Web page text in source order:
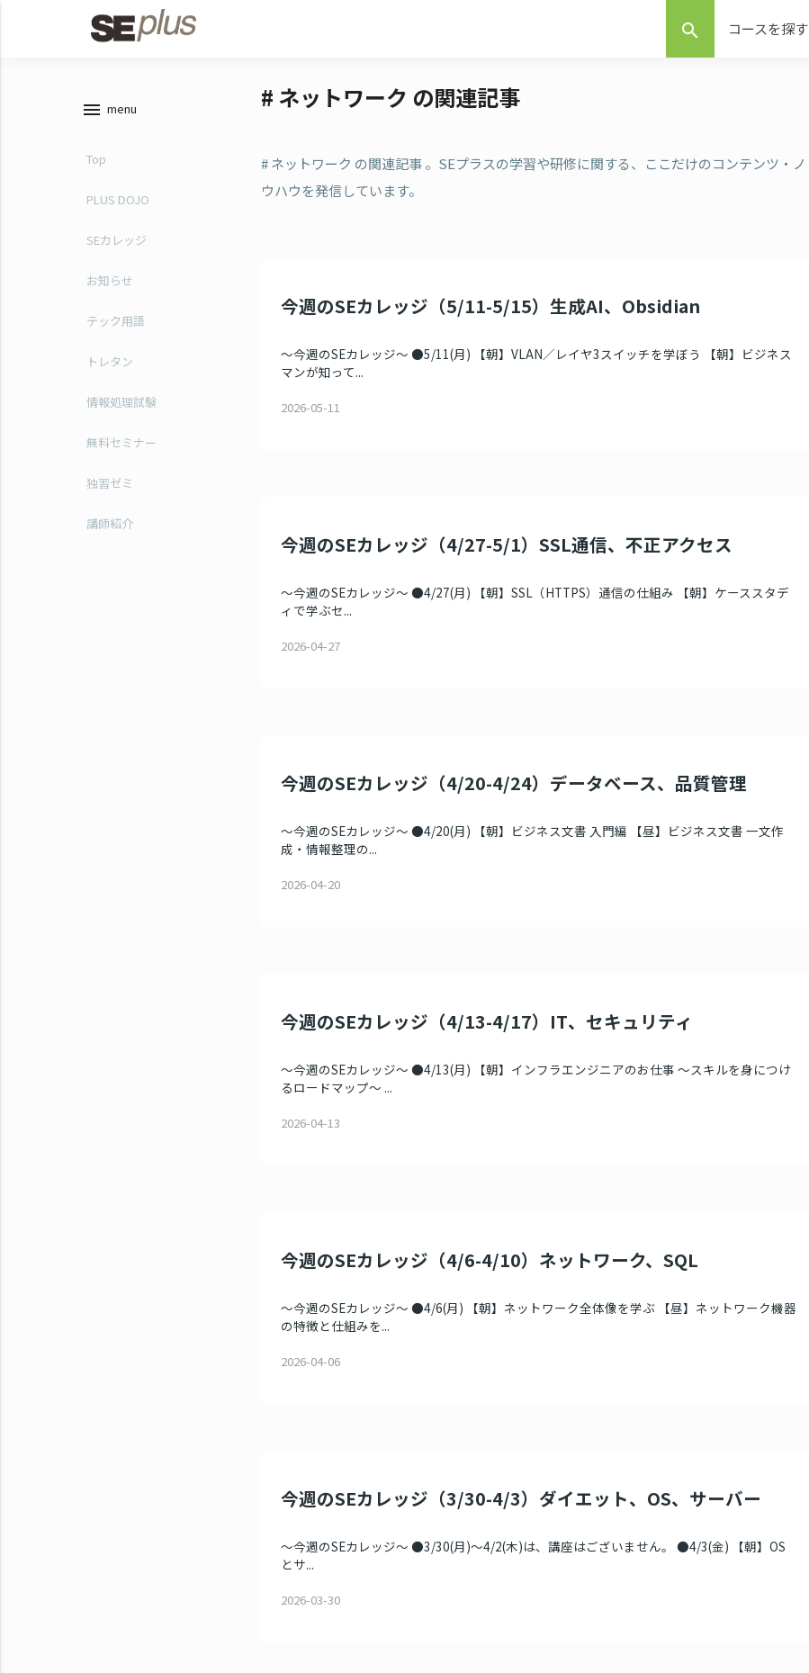
search コースを探す
menu menu
Top
PLUS DOJO
SEカレッジ
お知らせ
テック用語
トレタン
情報処理試験
無料セミナー
独習ゼミ
講師紹介
# ネットワーク の関連記事
# ネットワーク の関連記事 。SEプラスの学習や研修に関する、ここだけのコンテンツ・ノ
ウハウを発信しています。
今週のSEカレッジ（5/11-5/15）生成AI、Obsidian
～今週のSEカレッジ～ ●5/11(月) 【朝】VLAN／レイヤ3スイッチを学ぼう 【朝】ビジネス
マンが知って...
2026-05-11
今週のSEカレッジ（4/27-5/1）SSL通信、不正アクセス
～今週のSEカレッジ～ ●4/27(月) 【朝】SSL（HTTPS）通信の仕組み 【朝】ケーススタデ
ィで学ぶセ...
2026-04-27
今週のSEカレッジ（4/20-4/24）データベース、品質管理
～今週のSEカレッジ～ ●4/20(月) 【朝】ビジネス文書 入門編 【昼】ビジネス文書 一文作
成・情報整理の...
2026-04-20
今週のSEカレッジ（4/13-4/17）IT、セキュリティ
～今週のSEカレッジ～ ●4/13(月) 【朝】インフラエンジニアのお仕事 ～スキルを身につけ
るロードマップ～ ...
2026-04-13
今週のSEカレッジ（4/6-4/10）ネットワーク、SQL
～今週のSEカレッジ～ ●4/6(月) 【朝】ネットワーク全体像を学ぶ 【昼】ネットワーク機器
の特徴と仕組みを...
2026-04-06
今週のSEカレッジ（3/30-4/3）ダイエット、OS、サーバー
～今週のSEカレッジ～ ●3/30(月)～4/2(木)は、講座はございません。 ●4/3(金) 【朝】OS
とサ...
2026-03-30